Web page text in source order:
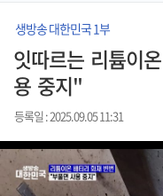
생방송 대한민국 1부
잇따르는 리튬이
용 중지"
등록일 : 2025.09.05 11:31